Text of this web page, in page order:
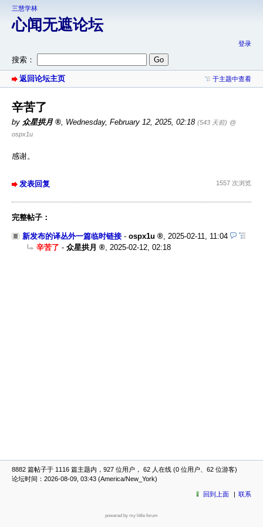
三慧学林
心闻无遮论坛
登录
搜索：
返回论坛主页 于主题中查看
辛苦了
by 众星拱月 , Wednesday, February 12, 2025, 02:18 (543 天前) @
ospx1u
感谢。
发表回复 1557 次浏览
完整帖子：
新发布的译丛外一篇临时链接 - ospx1u
2025-02-11, 11:04
辛苦了 - 众星拱月 2025-02-12, 02:18
8882 篇帖子于 1116 篇主题内，927 位用户， 62 人在线 (0 位用户、62 位游客)
论坛时间：2026-08-09, 03:43 (America/New_York)
回到上面 联系
powered by my little forum